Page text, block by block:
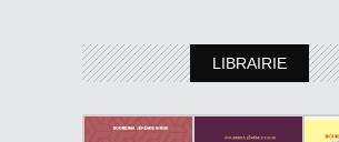
LIBRAIRIE